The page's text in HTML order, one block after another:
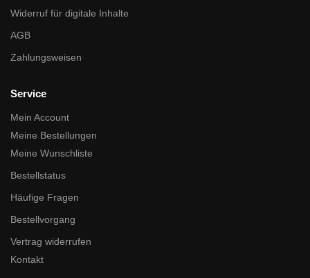
Widerruf für digitale Inhalte
AGB
Zahlungsweisen
Service
Mein Account
Meine Bestellungen
Meine Wunschliste
Bestellstatus
Häufige Fragen
Bestellvorgang
Vertrag widerrufen
Kontakt